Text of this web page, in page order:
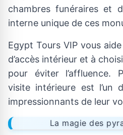
chambres funéraires et
interne unique de ces
Egypt Tours VIP vous
d’accès intérieur et à
pour éviter l’affluence.
visite intérieure est l’un
impressionnants de leur
La magie des